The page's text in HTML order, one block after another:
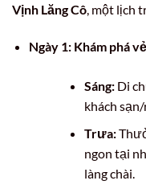
Vịnh Lăng Cô, một lịch
Ngày 1: Khám phá
Sáng:Di
khách
Trưa:
ngon tại
làng chài.